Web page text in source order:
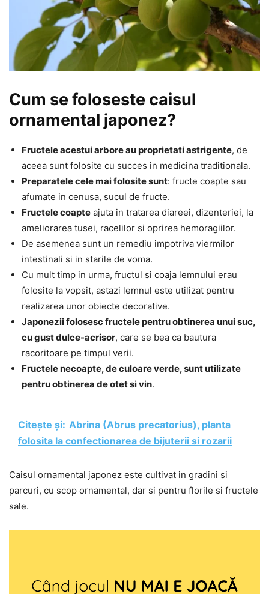
Cum se foloseste caisul
ornamental japonez?
Fructele acestui arbore au proprietati astrigente, de
aceea sunt folosite cu succes in medicina traditionala.
Preparatele cele mai folosite sunt: fructe coapte sau
afumate in cenusa, sucul de fructe.
Fructele coapte ajuta in tratarea diareei, dizenteriei, la
ameliorarea tusei, racelilor si oprirea hemoragiilor.
De asemenea sunt un remediu impotriva viermilor
intestinali si in starile de voma.
Cu mult timp in urma, fructul si coaja lemnului erau
folosite la vopsit, astazi lemnul este utilizat pentru
realizarea unor obiecte decorative.
Japonezii folosesc fructele pentru obtinerea unui suc,
cu gust dulce-acrisor, care se bea ca bautura
racoritoare pe timpul verii.
Fructele necoapte, de culoare verde, sunt utilizate
pentru obtinerea de otet si vin.
Citește și: Abrina (Abrus precatorius), planta
folosita la confectionarea de bijuterii si rozarii
Caisul ornamental japonez este cultivat in gradini si
parcuri, cu scop ornamental, dar si pentru florile si fructele
sale.